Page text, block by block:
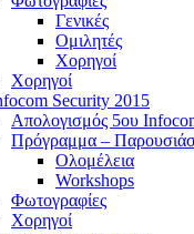
Γενικές
Ομιλητές
Χορηγοί
Χορηγοί
Security 2015
Απολογισμός 5ου
Πρόγραμμα –
Ολομέλεια
Workshops
Φωτογραφίες
Χορηγοί